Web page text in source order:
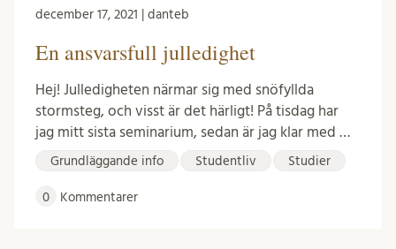
december 17, 2021 | danteb
En ansvarsfull julledighet
Hej! Julledigheten närmar sig med snöfyllda
stormsteg, och visst är det härligt! På tisdag har
jag mitt sista seminarium, sedan är jag klar med …
Grundläggande info Studentliv Studier
0 Kommentarer